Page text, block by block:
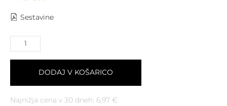
Sestavine
DODAJ V KOŠARICO
Najnižja cena v 30 dneh: 6,97 €